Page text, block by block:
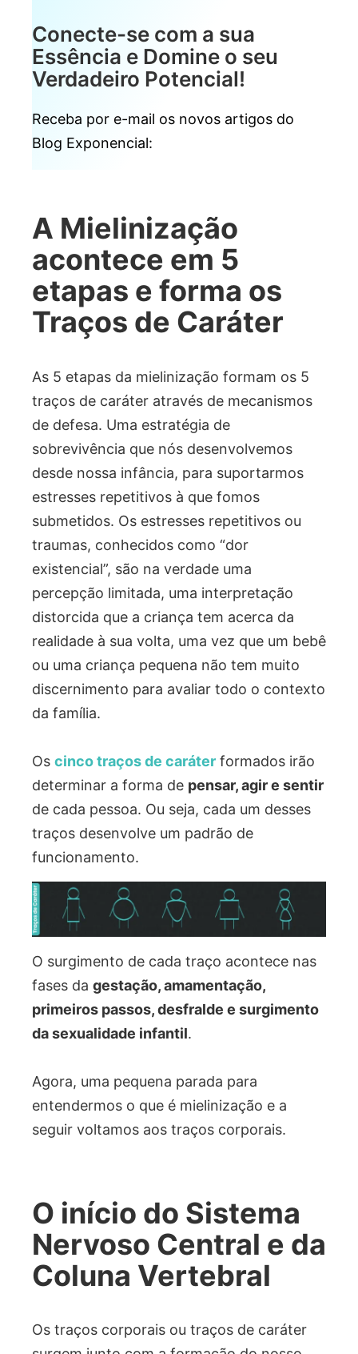
Conecte-se com a sua
Essência e Domine o seu
Verdadeiro Potencial!
Receba por e-mail os novos artigos do
Blog Exponencial:
A Mielinização
acontece em 5
etapas e forma os
Traços de Caráter
As 5 etapas da mielinização formam os 5
traços de caráter através de mecanismos
de defesa. Uma estratégia de
sobrevivência que nós desenvolvemos
desde nossa infância, para suportarmos
estresses repetitivos à que fomos
submetidos. Os estresses repetitivos ou
traumas, conhecidos como “dor
existencial”, são na verdade uma
percepção limitada, uma interpretação
distorcida que a criança tem acerca da
realidade à sua volta, uma vez que um bebê
ou uma criança pequena não tem muito
discernimento para avaliar todo o contexto
da família.
Os cinco traços de caráter formados irão
determinar a forma de pensar, agir e sentir
de cada pessoa. Ou seja, cada um desses
traços desenvolve um padrão de
funcionamento.
O surgimento de cada traço acontece nas
fases da gestação, amamentação,
primeiros passos, desfralde e surgimento
da sexualidade infantil.
Agora, uma pequena parada para
entendermos o que é mielinização e a
seguir voltamos aos traços corporais.
O início do Sistema
Nervoso Central e da
Coluna Vertebral
Os traços corporais ou traços de caráter